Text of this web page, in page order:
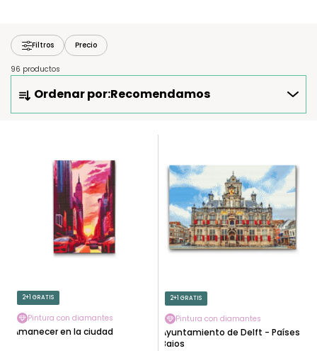
Filtros Precio
96 productos
D
C
T
O
S
Ordenar por:Recomendamos
O
D
U
2+1 GRATIS
Pintura con diamantes
Amanecer en la ciudad
2+1 GRATIS
Pintura con diamantes
Ayuntamiento de Delft - Países
Bajos